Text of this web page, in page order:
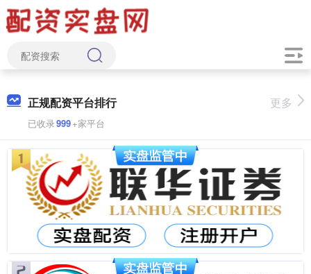
正规配资平台排行
已收录999+家平台
更多